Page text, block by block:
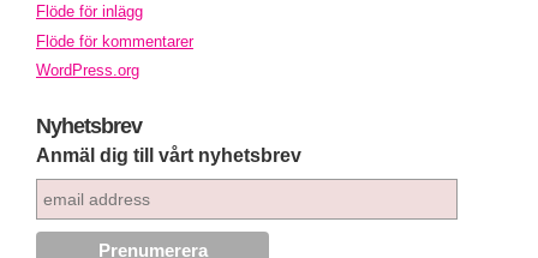
Flöde för inlägg
Flöde för kommentarer
WordPress.org
Nyhetsbrev
Anmäl dig till vårt nyhetsbrev